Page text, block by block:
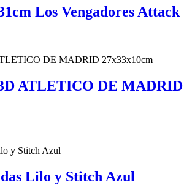
Los Vengadores Attack
ATLETICO DE MADRID
Lilo y Stitch Azul